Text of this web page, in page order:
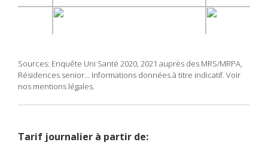
Sources: Enquête Uni Santé 2020, 2021 auprès des MRS/MRPA,
Résidences senior... Informations données à titre indicatif. Voir
nos mentions légales.
Tarif journalier à partir de: